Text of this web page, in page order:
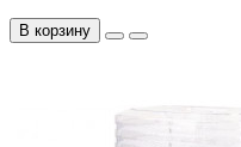
В корзину